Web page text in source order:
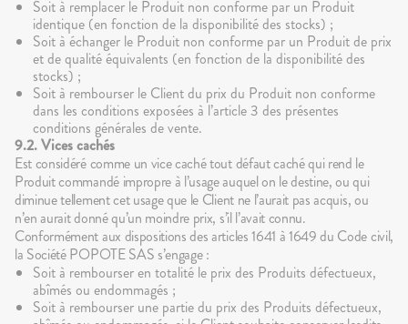
Soit à remplacer le Produit non conforme par un Produit
identique (en fonction de la disponibilité des stocks) ;
Soit à échanger le Produit non conforme par un Produit de prix
et de qualité équivalents (en fonction de la disponibilité des
stocks) ;
Soit à rembourser le Client du prix du Produit non conforme
dans les conditions exposées à l’article 3 des présentes
conditions générales de vente.
9.2. Vices cachés
Est considéré comme un vice caché tout défaut caché qui rend le
Produit commandé impropre à l’usage auquel on le destine, ou qui
diminue tellement cet usage que le Client ne l’aurait pas acquis, ou
n’en aurait donné qu’un moindre prix, s’il l’avait connu.
Conformément aux dispositions des articles 1641 à 1649 du Code civil,
la Société POPOTE SAS s’engage :
Soit à rembourser en totalité le prix des Produits défectueux,
abîmés ou endommagés ;
Soit à rembourser une partie du prix des Produits défectueux,